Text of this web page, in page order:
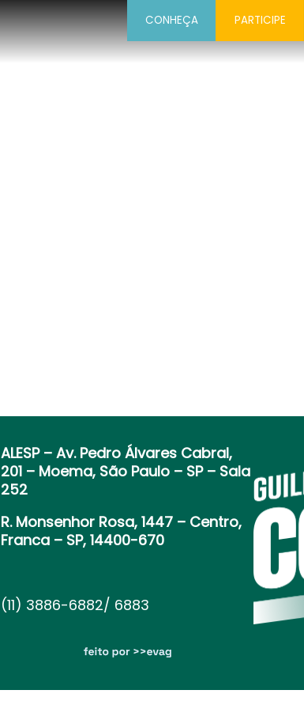
CONHEÇA PARTICIPE
ALESP – Av. Pedro Álvares Cabral,
201 – Moema, São Paulo – SP – Sala
252
R. Monsenhor Rosa, 1447 – Centro,
Franca – SP, 14400-670
(11) 3886-6882/ 6883